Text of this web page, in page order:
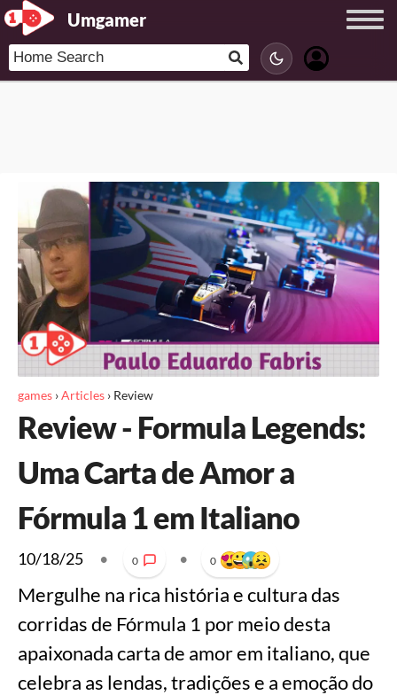
Umgamer
games ›Articles › Review
Review - Formula Legends:
Uma Carta de Amor a
Fórmula 1 em Italiano
10/18/25 • 0 • 0
Mergulhe na rica história e cultura das
corridas de Fórmula 1 por meio desta
apaixonada carta de amor em italiano, que
celebra as lendas, tradições e a emoção do